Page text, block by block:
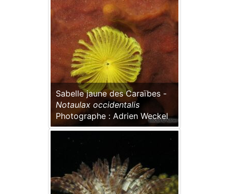
Sabelle jaune des Caraïbes -
Notaulax occidentalis
Photographe : Adrien Weckel